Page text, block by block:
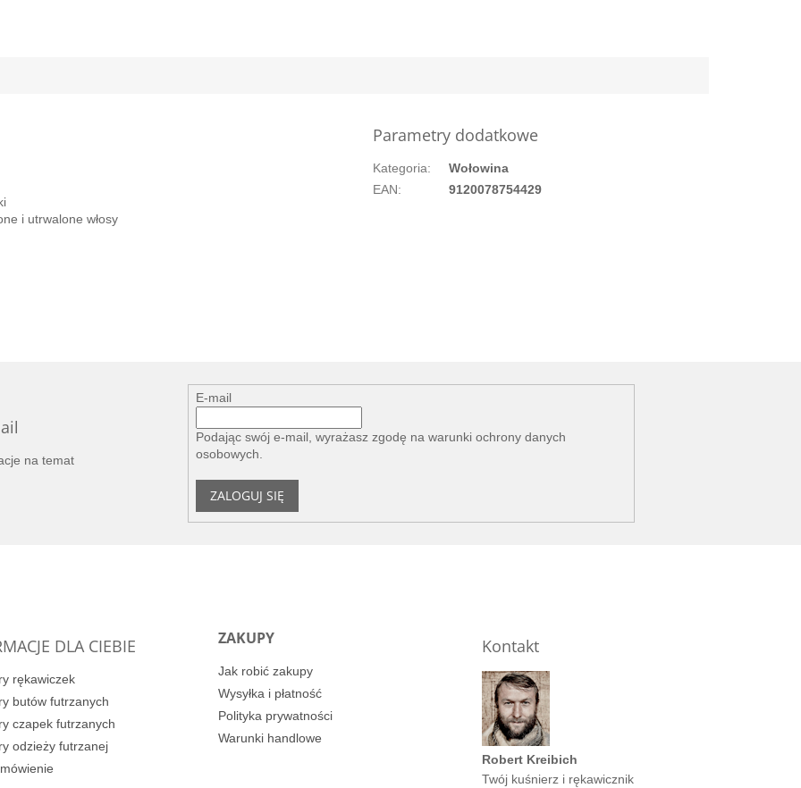
i utrwalone włosy
Parametry dodatkowe
Kategoria:
Wołowina
EAN: 9120078754429
na temat
E-mail
Podając swój e-mail, wyrażasz zgodę nawarunki ochrony danych
osobowych
ZALOGUJ SIĘ
DLA CIEBIE
rękawiczek
butów futrzanych
czapek futrzanych
odzieży futrzanej
ZAKUPY
Jak robić zakupy
Wysyłka i płatność
Polityka prywatności
Warunki handlowe
Kontakt
Robert Kreibich
Twój kuśnierz i rękawicznik